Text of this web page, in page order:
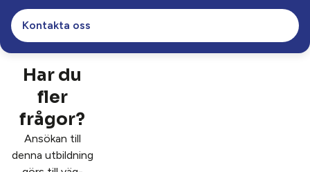
Studieplats
Längd
Studieform Klassrum och lärling
Ladda ned produktblad
Kontakta oss
Har du
fler
frågor?
Ansökan till
denna utbildning